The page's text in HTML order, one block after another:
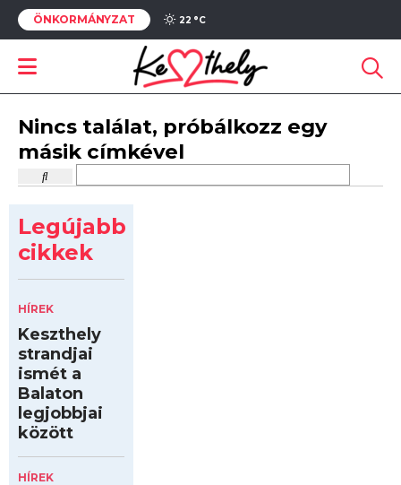
ÖNKORMÁNYZAT 22 °C
Nincs találat, próbálkozz egy
másik címkével
Legújabb
cikkek
HÍREK
Keszthely
strandjai
ismét a
Balaton
legjobbjai
között
HÍREK